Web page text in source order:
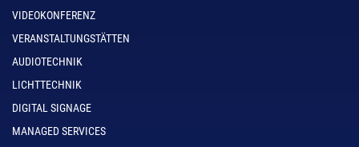
VIDEOKONFERENZ
VERANSTALTUNGSTÄTTEN
AUDIOTECHNIK
LICHTTECHNIK
DIGITAL SIGNAGE
MANAGED SERVICES